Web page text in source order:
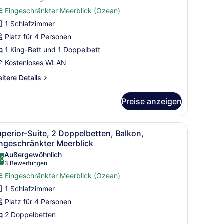
Bewertungen)
Eingeschränkter Meerblick (Ozean)
1 Schlafzimmer
Platz für 4 Personen
1 King-Bett und 1 Doppelbett
Kostenloses WLAN
Details
Preise anzeigen
großen Bett, einem Schreibtisch und einem Sessel.
Doppelbetten,
Ein Hotelzimmer mit zwei Betten, einer
4
Suite, 2 Doppelbetten, Balkon,
Meerblick
von 10
Außergewöhnlich
3 Bewertungen
(3
Bewertungen)
Eingeschränkter Meerblick (Ozean)
1 Schlafzimmer
Platz für 4 Personen
2 Doppelbetten